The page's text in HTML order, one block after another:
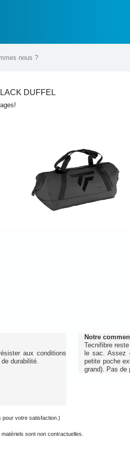
nous ?
DUFFEL
aux conditions
durabilité.
Notre
Tecnifibre
le sac. Assez
petite poche
grand). Pas de
pour votre satisfaction.)
sont non contractuelles.